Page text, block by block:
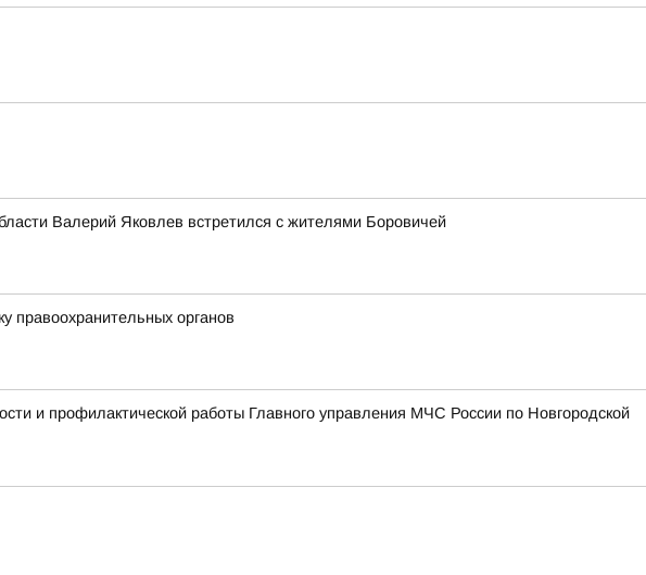
Валерий Яковлев встретился с жителями Боровичей
правоохранительных органов
и профилактической работы Главного управления МЧС России по Новгородской